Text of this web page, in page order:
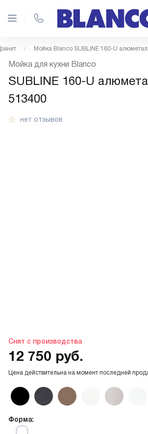
Мойка Blanco SUBLINE 160-U
нет отзывов
Снят с производства
Мойка для кухни Blanco
SUBLINE 160-U
513400
Форма:
Цена действительна на момент последней
12 750 руб.